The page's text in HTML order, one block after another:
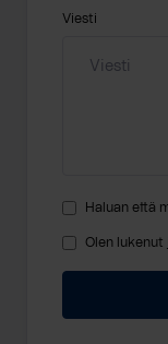
Viesti
Haluan että
Olen lukenut